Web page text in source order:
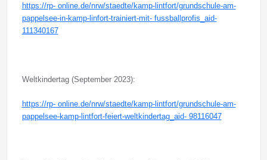
https://rp- online.de/nrw/staedte/kamp-lintfort/grundschule-am-
pappelsee-in-kamp-linfort-trainiert-mit- fussballprofis_aid-
111340167
Weltkindertag (September 2023):
https://rp- online.de/nrw/staedte/kamp-lintfort/grundschule-am-
pappelsee-kamp-lintfort-feiert-weltkindertag_aid- 98116047